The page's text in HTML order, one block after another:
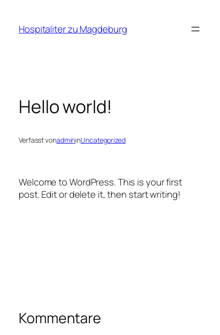
springen
Hospitaliter zu Magdeburg
Hello world!
Verfasst vonadmininUncategorized
Welcome to WordPress. This is your first
post. Edit or delete it, then start writing!
Kommentare